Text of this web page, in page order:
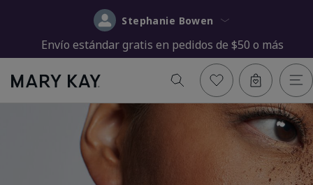
Stephanie Bowen
Envío estándar gratis en pedidos de $50 o más